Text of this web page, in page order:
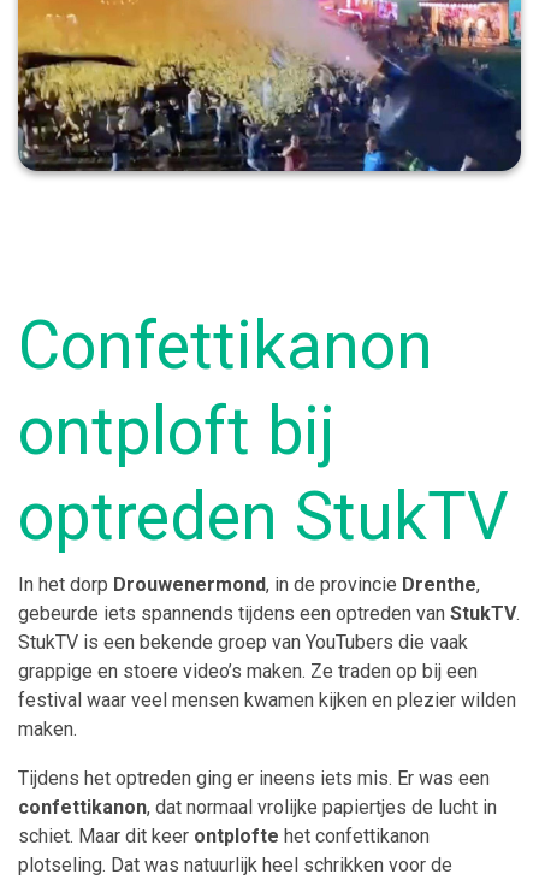
Confettikanon
ontploft bij
optreden StukTV
In het dorp Drouwenermond, in de provincie Drenthe,
gebeurde iets spannends tijdens een optreden van StukTV.
StukTV is een bekende groep van YouTubers die vaak
grappige en stoere video’s maken. Ze traden op bij een
festival waar veel mensen kwamen kijken en plezier wilden
maken.
Tijdens het optreden ging er ineens iets mis. Er was een
confettikanon, dat normaal vrolijke papiertjes de lucht in
schiet. Maar dit keer ontplofte het confettikanon
plotseling. Dat was natuurlijk heel schrikken voor de